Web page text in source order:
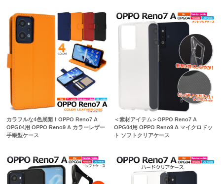
カラフルな4色展開！OPPO Reno7 A
OPG04用 OPPO Reno9 A カラーレザー
手帳型ケース
＜素材アイテム＞OPPO Reno7 A
OPG04用 OPPO Reno9 A マイクロドッ
ト ソフトクリアケース